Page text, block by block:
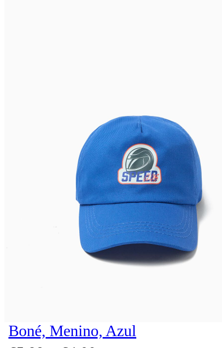
Boné, Menino, Azul